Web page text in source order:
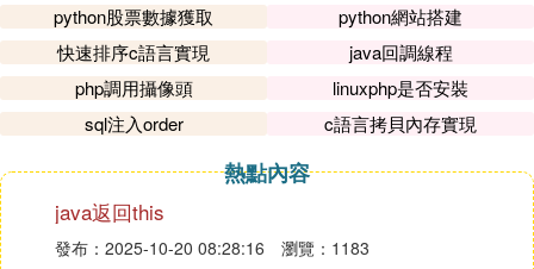
python股票數據獲取
python網站搭建
快速排序c語言實現
java回調線程
php調用攝像頭
linuxphp是否安裝
sql注入order
c語言拷貝內存實現
熱點內容
java返回this
發布：2025-10-20 08:28:16 瀏覽：1183